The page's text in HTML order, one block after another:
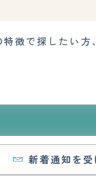
徴で探したい方
新着通知を受